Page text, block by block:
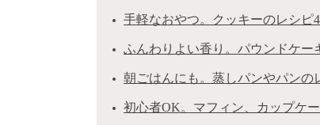
手軽なおやつ。クッキーのレシピ
ふんわりよい香り。パウンドケー
朝ごはんにも。蒸しパンやパンの
初心者OK。マフィン、カップケ